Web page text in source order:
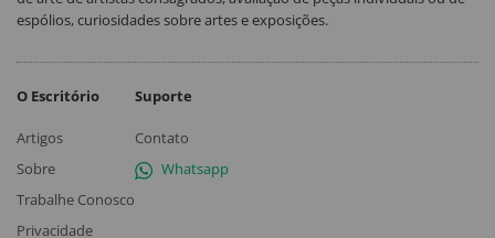
espólios, curiosidades sobre artes e exposições.
O Escritório
Artigos
Sobre
Trabalhe Conosco
Privacidade
Suporte
Contato
Whatsapp